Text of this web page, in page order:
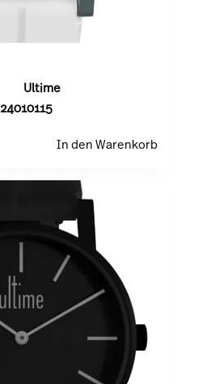
Ultime
24010115
In den Warenkorb